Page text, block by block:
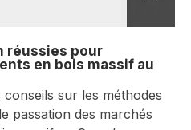
la
bois et
réussies pour
en bois massif au
sur les méthodes
passation des marchés